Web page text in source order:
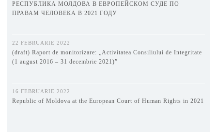
РЕСПУБЛИКА МОЛДОВА В ЕВРОПЕЙСКОМ СУДЕ ПО
ПРАВАМ ЧЕЛОВЕКА В 2021 ГОДУ
22 FEBRUARIE 2022
(draft) Raport de monitorizare: „Activitatea Consiliului de Integritate
(1 august 2016 – 31 decembrie 2021)”
16 FEBRUARIE 2022
Republic of Moldova at the European Court of Human Rights in 2021